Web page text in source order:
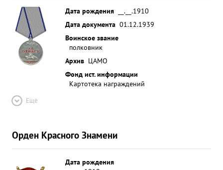
Дата рождения
__.__.1910
Дата документа 01.12.1939
Воинское звание
полковник
Архив ЦАМО
Фонд ист. информации
Картотека награждений
Ещё
Орден Красного Знамени
Дата рождения